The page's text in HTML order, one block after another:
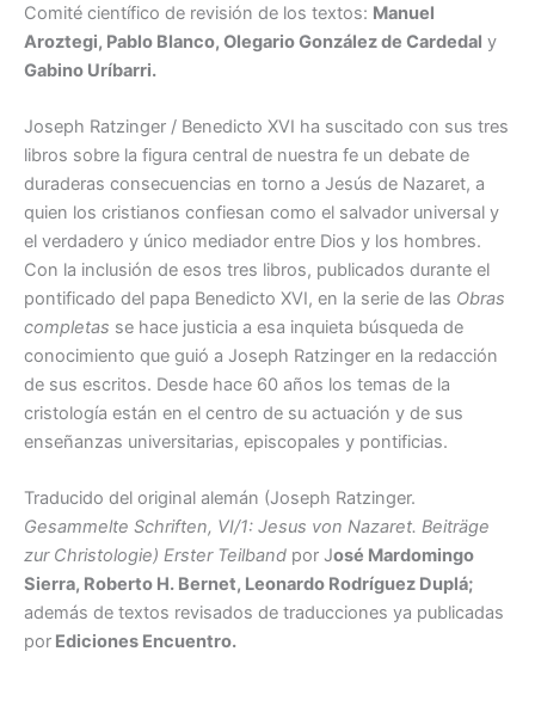
de
Cristología
cantidad
Comité científico de revisión de los textos: Manuel
Aroztegi, Pablo Blanco, Olegario González de Cardedal y
Gabino Uríbarri.
Joseph Ratzinger / Benedicto XVI ha suscitado con sus tres
libros sobre la figura central de nuestra fe un debate de
duraderas consecuencias en torno a Jesús de Nazaret, a
quien los cristianos confiesan como el salvador universal y
el verdadero y único mediador entre Dios y los hombres.
Con la inclusión de esos tres libros, publicados durante el
pontificado del papa Benedicto XVI, en la serie de las Obras
completas se hace justicia a esa inquieta búsqueda de
conocimiento que guió a Joseph Ratzinger en la redacción
de sus escritos. Desde hace 60 años los temas de la
cristología están en el centro de su actuación y de sus
enseñanzas universitarias, episcopales y pontificias.
Traducido del original alemán (Joseph Ratzinger.
Gesammelte Schriften, VI/1: Jesus von Nazaret. Beiträge
zur Christologie) Erster Teilband por José Mardomingo
Sierra, Roberto H. Bernet, Leonardo Rodríguez Duplá;
además de textos revisados de traducciones ya publicadas
por Ediciones Encuentro.